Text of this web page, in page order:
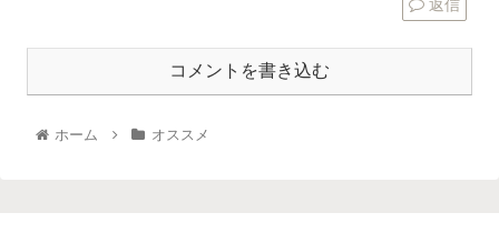
返信
コメントを書き込む
ホーム オススメ